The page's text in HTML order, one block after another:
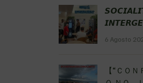
Fondazione
6 Agosto
【 “ＣＯ